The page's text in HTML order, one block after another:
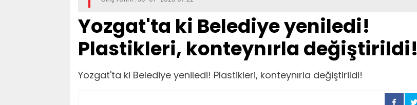
Yozgat'ta ki Belediye yeniledi!
Plastikleri, konteynırla değiştirildi!
Yozgat'ta ki Belediye yeniledi! Plastikleri, konteynırla değiştirildi!